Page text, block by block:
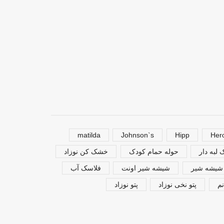
Hipp
Johnson`s
matilda
لبه دار حوله حمام کودک خشک کن نوزاد
شیشه شیر شیشه شیر اونت فلاسک آب
پتو نخی نوزاد پتو نوزاد